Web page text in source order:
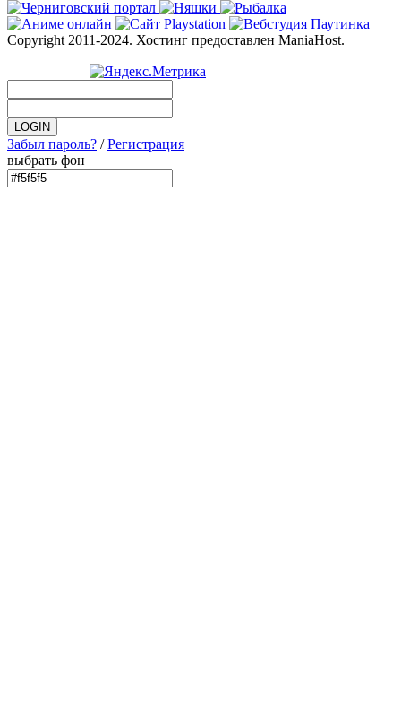
Copyright 2011-2024. Хостинг предоставлен ManiaHost.
Забыл пароль? /Регистрация
выбрать фон